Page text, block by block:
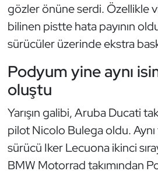
gözler önüne serdi. Özellikle
bilinen pistte hata payının
sürücüler üzerinde ekstra
Podyum yine aynı
oluştu
Yarışın galibi, Aruba Ducati
pilot Nicolo Bulega oldu.
sürücü Iker Lecuona ikinci
BMW Motorrad takımından
Ragbi
Satranç
Su Topu
Sualtı Sporları
Tekvando
Tenis